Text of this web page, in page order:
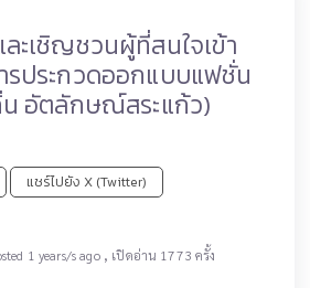
ะเชิญชวนผู้ที่สนใจเข้า
ประกวดออกแบบแฟชั่น
อัตลักษณ์สระแก้ว)
แชร์ไปยัง X (Twitter)
1 years/s ago, เปิดอ่าน 1773 ครั้ง